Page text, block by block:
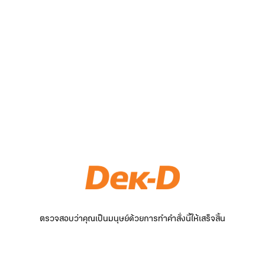
ตรวจสอบว่าคุณเป็นมนุษย์ด้วยการทำคำสั่งนี้ให้เสร็จสิ้น